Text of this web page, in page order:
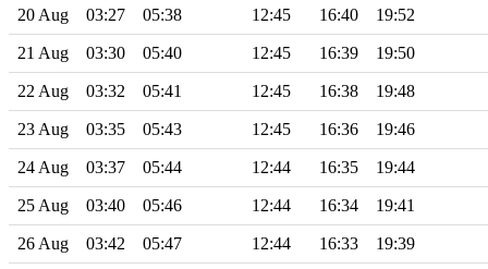
20 Aug 03:27 05:38 12:45 16:40 19:52
21 Aug 03:30 05:40 12:45 16:39 19:50
22 Aug 03:32 05:41 12:45 16:38 19:48
23 Aug 03:35 05:43 12:45 16:36 19:46
24 Aug 03:37 05:44 12:44 16:35 19:44
25 Aug 03:40 05:46 12:44 16:34 19:41
26 Aug 03:42 05:47 12:44 16:33 19:39